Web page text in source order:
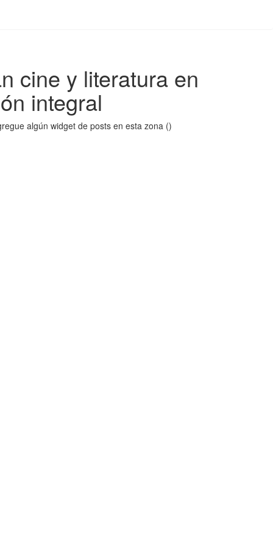
cine y literatura en
integral
algún widget de posts en esta zona ()